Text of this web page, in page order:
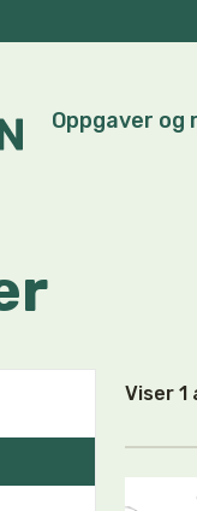
Oppgaver og
Viser 1